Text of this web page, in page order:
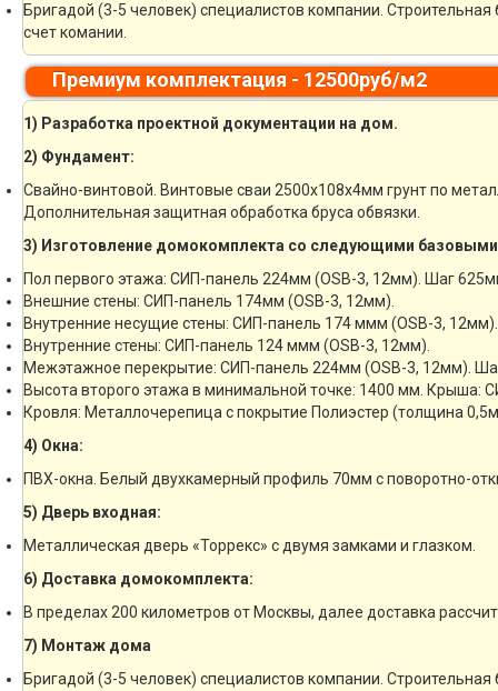
Бригадой (3-5 человек) специалистов компании.
счет комании.
Премиум комплектация - 12500руб/м2
1) Разработка проектной документации на дом.
2) Фундамент:
Свайно-винтовой. Винтовые сваи 2500х108х4мм грунт по
Дополнительная защитная обработка бруса обвязки.
3) Изготовление домокомплекта со следующими базовыми
Пол первого этажа: СИП-панель 224мм (OSB-3, 12мм). Шаг
Внешние стены: СИП-панель 174мм (OSB-3, 12мм).
Внутренние несущие стены: СИП-панель 174 ммм (OSB-3, 12мм).
Внутренние стены: СИП-панель 124 ммм (OSB-3, 12мм).
Межэтажное перекрытие: СИП-панель 224мм (OSB-3, 12мм).
Высота второго этажа в минимальной точке: 1400 мм. Крыша:
Кровля: Металлочерепица с покрытие Полиэстер (толщина
4) Окна:
ПВХ-окна. Белый двухкамерный профиль 70мм с поворотно-
5) Дверь входная:
Металлическая дверь «Торрекс» с двумя замками и глазком.
6) Доставка домокомплекта:
В пределах 200 километров от Москвы, далее доставка
7) Монтаж дома
Бригадой (3-5 человек) специалистов компании.